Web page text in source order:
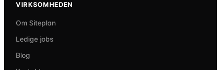
VIRKSOMHEDEN
Om Siteplan
Ledige jobs
Blog